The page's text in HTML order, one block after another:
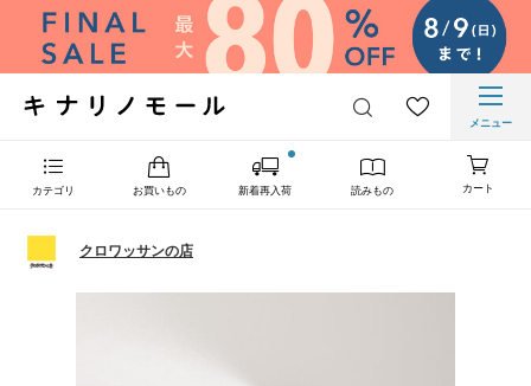
メニュー
カテゴリ お買いもの 新着再入荷 読みもの カート
クロワッサンの店